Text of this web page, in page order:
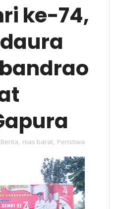
ke-74,
Berita, nias barat, Peristiwa